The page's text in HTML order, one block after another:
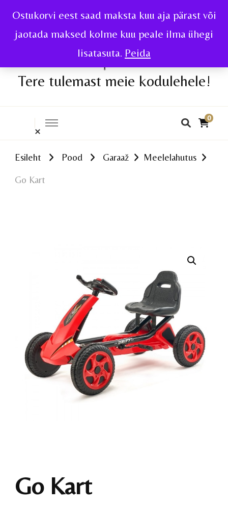
Ostukorvi eest saad maksta kuu aja pärast või
jaotada maksed kolme kuu peale ilma ühegi
lisatasuta. Peida
Tere tulemast meie kodulehele!
0
Esileht Pood Garaaž Meelelahutus
Go Kart
Go Kart